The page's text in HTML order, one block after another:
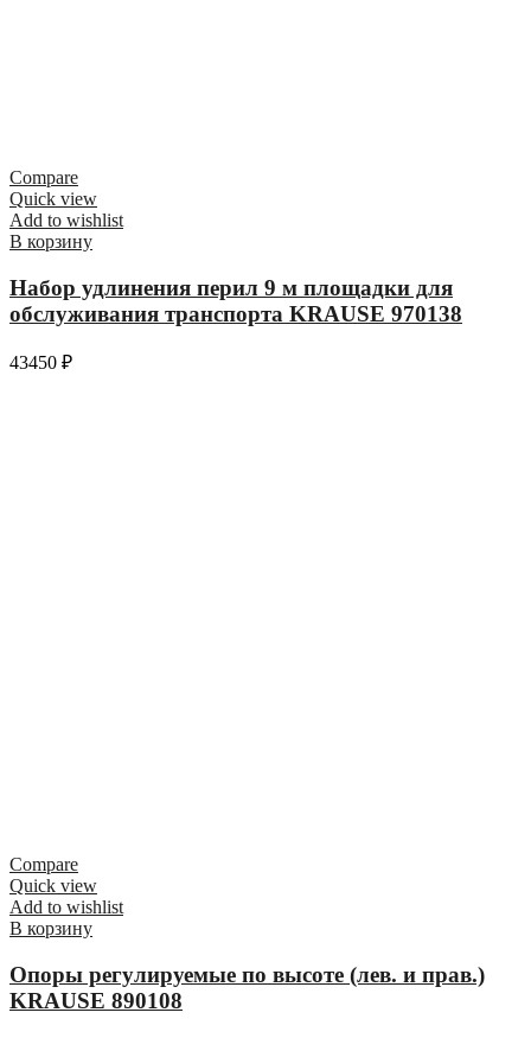
Compare
Quick view
Add to wishlist
В корзину
Набор удлинения перил 9 м площадки для
обслуживания транспорта KRAUSE 970138
43450 ₽
Compare
Quick view
Add to wishlist
В корзину
Опоры регулируемые по высоте (лев. и прав.)
KRAUSE 890108